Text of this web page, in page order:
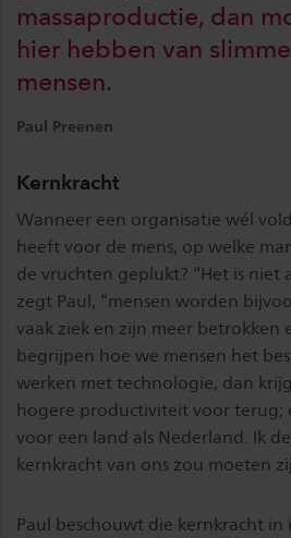
massaproductie, dan
hier hebben van
mensen.
Paul Preenen
Kernkracht
Wanneer een organisatie wél
heeft voor de mens, op welke
de vruchten geplukt? “Het is niet
zegt Paul, “mensen worden
vaak ziek en zijn meer betrokken
begrijpen hoe we mensen het
werken met technologie, dan
hogere productiviteit voor terug;
voor een land als Nederland. Ik
kernkracht van ons zou moeten
Paul beschouwt die kernkracht